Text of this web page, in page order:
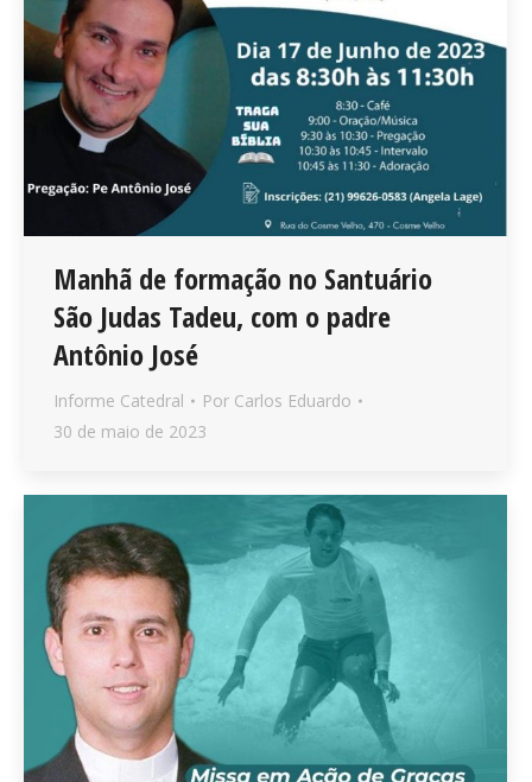
Manhã de formação no Santuário
São Judas Tadeu, com o padre
Antônio José
Informe Catedral Por Carlos Eduardo
30 de maio de 2023